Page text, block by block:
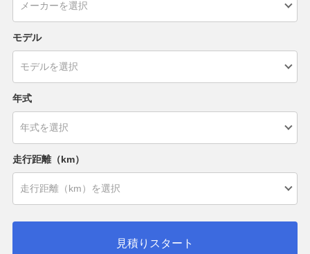
モデル
年式
走行距離（km）
見積りスタート